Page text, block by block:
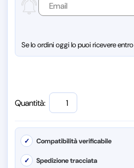
Se lo ordini oggi lo puoi ricevere
Quantità:
✓ Compatibilità verificabile
✓ Spedizione tracciata